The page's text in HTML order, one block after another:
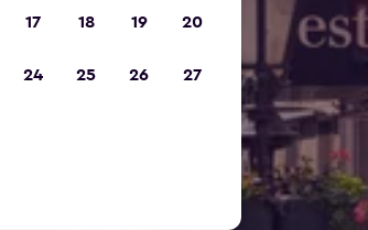
17 18 19 20
24 25 26 27